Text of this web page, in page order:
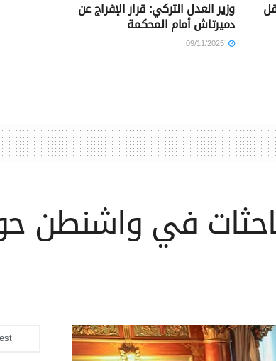
وزير العدل التركي: قرار الإفراج عن
دميرتاش أمام المحكمة
في واشنطن